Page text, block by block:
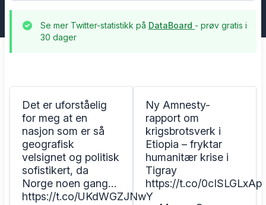
Se mer Twitter-statistikk på DataBoard - prøv gratis i
30 dager
Det er uforståelig
for meg at en
nasjon som er så
geografisk
velsignet og politisk
sofistikert, da
Norge noen gang…
https://t.co/UKdWGZJNwY
Ny Amnesty-
rapport om
krigsbrotsverk i
Etiopia – fryktar
humanitær krise i
Tigray
https://t.co/0cISLGLxAp